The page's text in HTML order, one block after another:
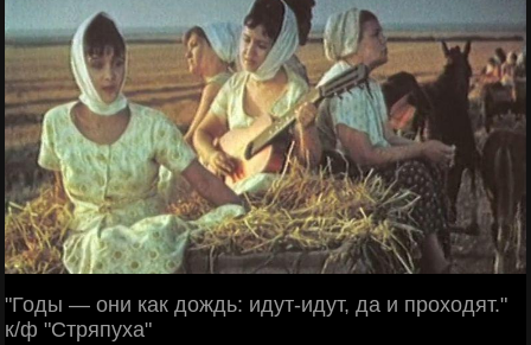
"Годы — они как дождь: идут-идут, да и проходят."
к/ф "Стряпуха"